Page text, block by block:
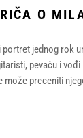
O
jednog rok
pevaču i
preceniti